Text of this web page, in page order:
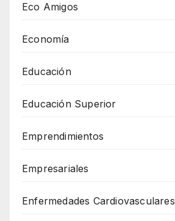
Eco Amigos
Economía
Educación
Educación Superior
Emprendimientos
Empresariales
Enfermedades Cardiovasculares